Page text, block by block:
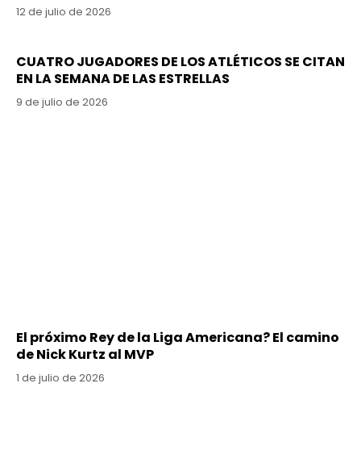
12 de julio de 2026
CUATRO JUGADORES DE LOS ATLÉTICOS SE CITAN
EN LA SEMANA DE LAS ESTRELLAS
9 de julio de 2026
El próximo Rey de la Liga Americana? El camino
de Nick Kurtz al MVP
1 de julio de 2026